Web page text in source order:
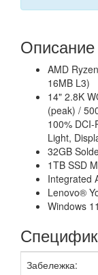
Описание
AMD
16MB L3)
14" 2.8K
(peak) /
100%
Light,
32GB
1TB SSD
Integrated
Lenovo®
Windows 11
Забележка: